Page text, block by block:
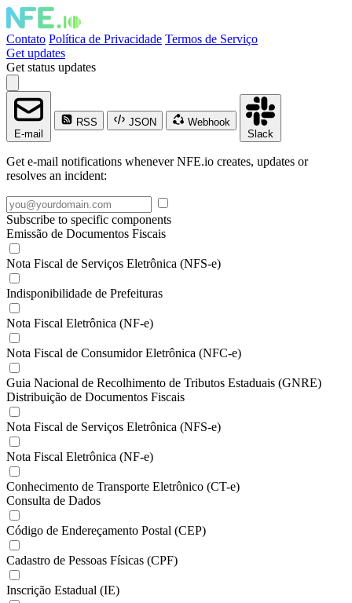
Contato Política de Privacidade Termos de Serviço
Get updates
Get status updates
E-mail
RSS JSON
Webhook
Slack
Get e-mail notifications whenever NFE.io creates, updates or
resolves an incident:
Subscribe to specific components
Emissão de Documentos Fiscais
Nota Fiscal de Serviços Eletrônica (NFS-e)
Indisponibilidade de Prefeituras
Nota Fiscal Eletrônica (NF-e)
Nota Fiscal de Consumidor Eletrônica (NFC-e)
Guia Nacional de Recolhimento de Tributos Estaduais (GNRE)
Distribuição de Documentos Fiscais
Nota Fiscal de Serviços Eletrônica (NFS-e)
Nota Fiscal Eletrônica (NF-e)
Conhecimento de Transporte Eletrônico (CT-e)
Consulta de Dados
Código de Endereçamento Postal (CEP)
Cadastro de Pessoas Físicas (CPF)
Inscrição Estadual (IE)